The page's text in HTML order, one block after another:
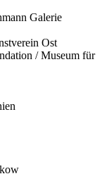
Galerie
Ost
/ Museum für